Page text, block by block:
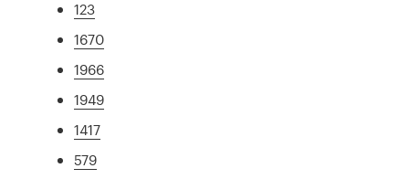
123
1670
1966
1949
1417
579